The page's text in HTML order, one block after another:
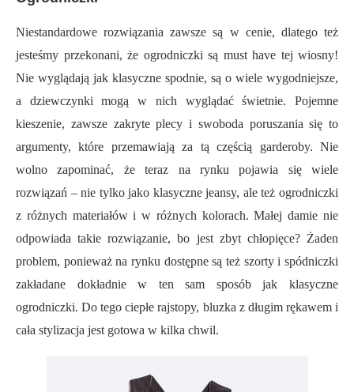
Niestandardowe rozwiązania zawsze są w cenie, dlatego też
jesteśmy przekonani, że ogrodniczki są must have tej wiosny!
Nie wyglądają jak klasyczne spodnie, są o wiele wygodniejsze,
a dziewczynki mogą w nich wyglądać świetnie. Pojemne
kieszenie, zawsze zakryte plecy i swoboda poruszania się to
argumenty, które przemawiają za tą częścią garderoby. Nie
wolno zapominać, że teraz na rynku pojawia się wiele
rozwiązań – nie tylko jako klasyczne jeansy, ale też ogrodniczki
z różnych materiałów i w różnych kolorach. Małej damie nie
odpowiada takie rozwiązanie, bo jest zbyt chłopięce? Żaden
problem, ponieważ na rynku dostępne są też szorty i spódniczki
zakładane dokładnie w ten sam sposób jak klasyczne
ogrodniczki. Do tego ciepłe rajstopy, bluzka z długim rękawem i
cała stylizacja jest gotowa w kilka chwil.